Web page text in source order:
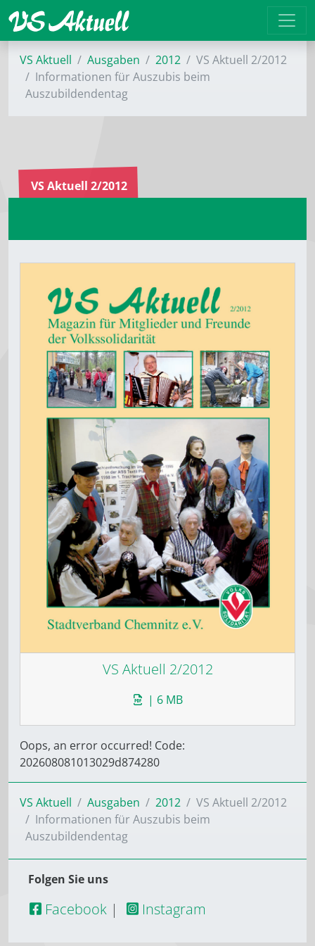
VS Aktuell Ausgaben 2012
VS Aktuell 2/2012
Informationen für Auszubis beim
Auszubildendentag
VS Aktuell 2/2012
VS Aktuell 2/2012
| 6 MB
Oops, an error occurred! Code:
202608081013029d874280
VS Aktuell Ausgaben 2012
VS Aktuell 2/2012
Informationen für Auszubis beim
Auszubildendentag
Folgen Sie uns
Facebook | Instagram